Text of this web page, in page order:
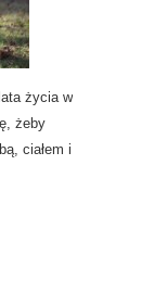
życia w
żeby
ciałem i